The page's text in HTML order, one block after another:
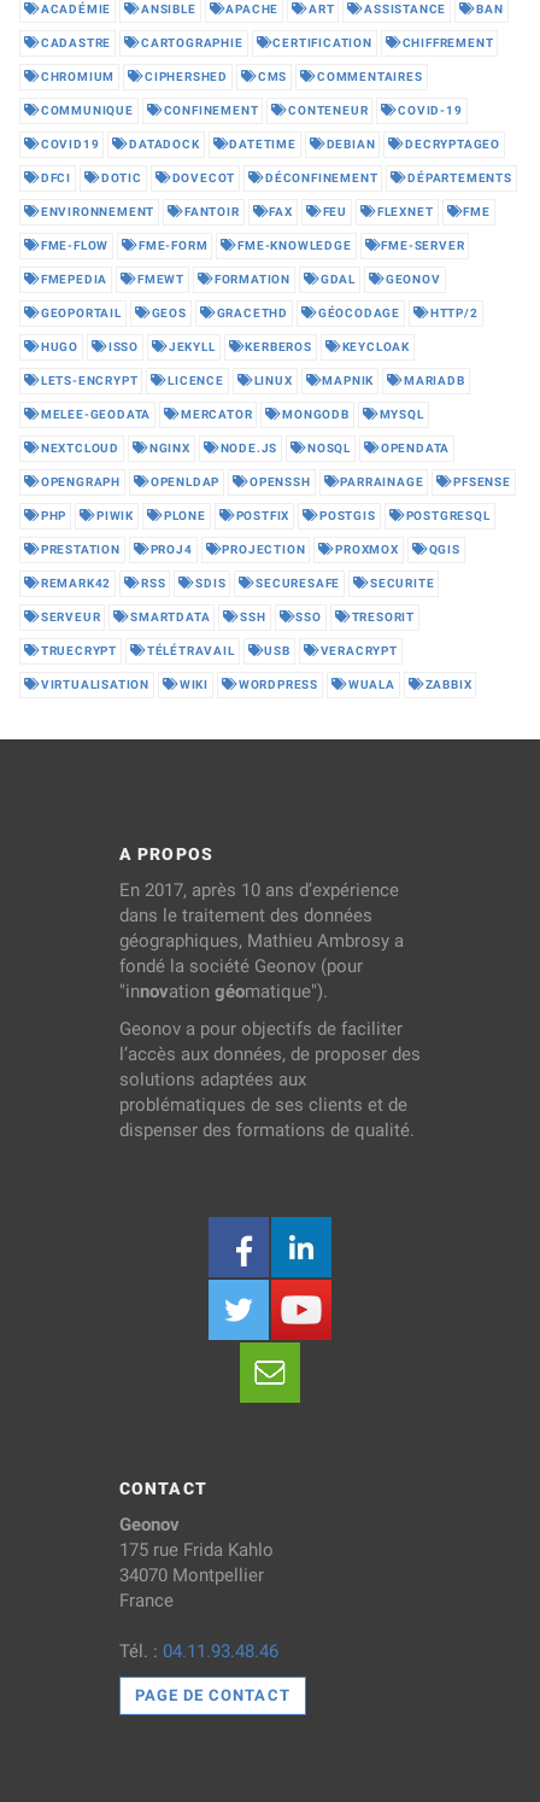
ACADÉMIE ANSIBLE APACHE ART ASSISTANCE BAN
CADASTRE CARTOGRAPHIE CERTIFICATION CHIFFREMENT
CHROMIUM CIPHERSHED CMS COMMENTAIRES
COMMUNIQUE CONFINEMENT CONTENEUR COVID-19
COVID19 DATADOCK DATETIME DEBIAN DECRYPTAGEO
DFCI DOTIC DOVECOT DÉCONFINEMENT DÉPARTEMENTS
ENVIRONNEMENT FANTOIR FAX FEU FLEXNET FME
FME-FLOW FME-FORM FME-KNOWLEDGE FME-SERVER
FMEPEDIA FMEWT FORMATION GDAL GEONOV
GEOPORTAIL GEOS GRACETHD GÉOCODAGE HTTP/2
HUGO ISSO JEKYLL KERBEROS KEYCLOAK
LETS-ENCRYPT LICENCE LINUX MAPNIK MARIADB
MELEE-GEODATA MERCATOR MONGODB MYSQL
NEXTCLOUD NGINX NODE.JS NOSQL OPENDATA
OPENGRAPH OPENLDAP OPENSSH PARRAINAGE PFSENSE
PHP PIWIK PLONE POSTFIX POSTGIS POSTGRESQL
PRESTATION PROJ4 PROJECTION PROXMOX QGIS
REMARK42 RSS SDIS SECURESAFE SECURITE
SERVEUR SMARTDATA SSH SSO TRESORIT
TRUECRYPT TÉLÉTRAVAIL USB VERACRYPT
VIRTUALISATION WIKI WORDPRESS WUALA ZABBIX
A PROPOS
En 2017, après 10 ans d’expérience
dans le traitement des données
géographiques, Mathieu Ambrosy a
fondé la société Geonov (pour
"innovation géomatique").
Geonov a pour objectifs de faciliter
l’accès aux données, de proposer des
solutions adaptées aux
problématiques de ses clients et de
dispenser des formations de qualité.
CONTACT
Geonov
175 rue Frida Kahlo
34070 Montpellier
France
Tél. : 04.11.93.48.46
PAGE DE CONTACT